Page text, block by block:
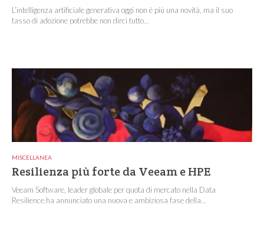
L’intelligenza artificiale generativa oggi non è più una novità, ma il suo
tasso di adozione potrebbe non dirci tutto...
MISCELLANEA
Resilienza più forte da Veeam e HPE
Veeam Software, leader globale per quota di mercato nella Data
Resilience,ha annunciato una nuova e ambiziosa fase della...